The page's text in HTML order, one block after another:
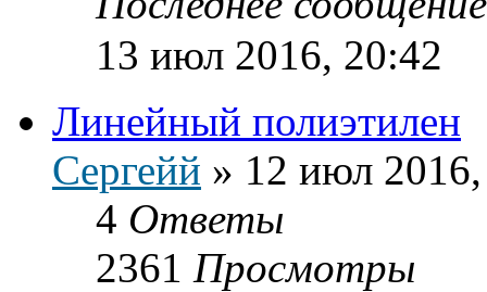
13 июл 2016, 20:42
Линейный полиэтилен
Сергейй » 12 июл
4 Ответы
2361 Просмотры